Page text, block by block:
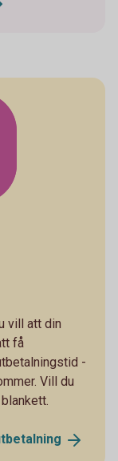
vill att din
få
-
Vill du